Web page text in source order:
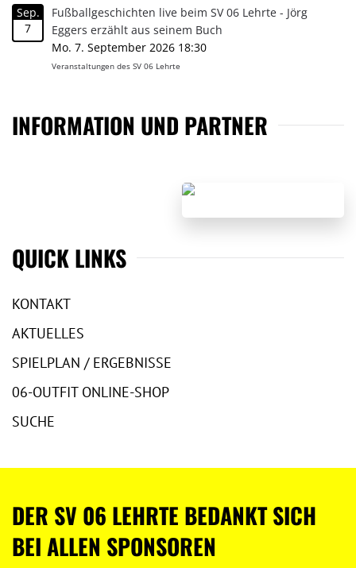
Sep.
7
Fußballgeschichten live beim SV 06 Lehrte - Jörg
Eggers erzählt aus seinem Buch
Mo. 7. September 2026 18:30
Veranstaltungen des SV 06 Lehrte
INFORMATION UND PARTNER
QUICK LINKS
KONTAKT
AKTUELLES
SPIELPLAN / ERGEBNISSE
06-OUTFIT ONLINE-SHOP
SUCHE
DER SV 06 LEHRTE BEDANKT SICH
BEI ALLEN SPONSOREN